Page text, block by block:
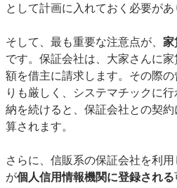
として計画に入れておく必要があ
そして、最も重要な注意点が、 家
です。保証会社は、大家さんに
額を借主に請求します。その際
りも厳しく、システマチックに
納を続けると、保証会社との契
算されます。
さらに、信販系の保証会社を利
が個人信用情報機関に登録される